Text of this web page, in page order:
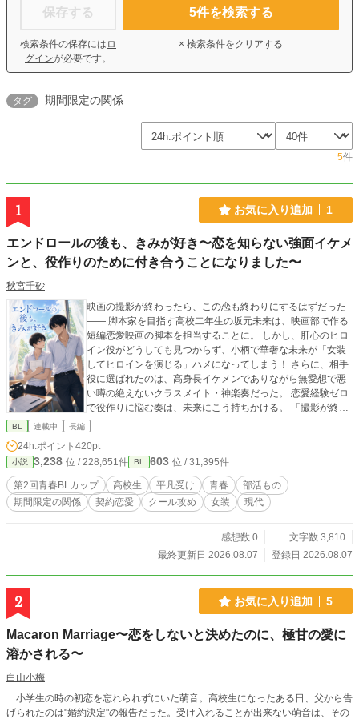
保存する
検索条件の保存には ロ
グインが必要です。
5件を検索する
× 検索条件をクリアする
タグ 期間限定の関係
5件
1 お気に入り追加 1
エンドロールの後も、きみが好き〜恋を知らない強面イケメ
ンと、役作りのために付き合うことになりました〜
秋宮千砂
映画の撮影が終わったら、この恋も終わりにするはずだった
―― 脚本家を目指す高校二年生の坂元未来は、映画部で作る
短編恋愛映画の脚本を担当することに。 しかし、肝心のヒロ
イン役がどうしても見つからず、小柄で華奢な未来が「女装
してヒロインを演じる」ハメになってしまう！ さらに、相手
役に選ばれたのは、高身長イケメンでありながら無愛想で悪
い噂の絶えないクラスメイト・神楽奏だった。 恋愛経験ゼロ
で役作りに悩む奏は、未来にこう持ちかける。 「撮影が終わ
るまでの期間限定で、俺たち本当に付き合わないか？」
BL 連載中 長編
24h.ポイント 420pt
小説 3,238 位 / 228,651件 BL 603 位 / 31,395件
第2回青春BLカップ 高校生 平凡受け 青春
部活もの
期間限定の関係
契約恋愛 クール攻め 女装 現代
感想数 0
文字数 3,810
最終更新日 2026.08.07
登録日 2026.08.07
2 お気に入り追加 5
Macaron Marriage〜恋をしないと決めたのに、極甘の愛に
溶かされる〜
白山小梅
小学生の時の初恋を忘れられずにいた萌音。高校生になったある日、父から告
げられたのは"婚約決定"の報告だった。受け入れることが出来ない萌音は、その